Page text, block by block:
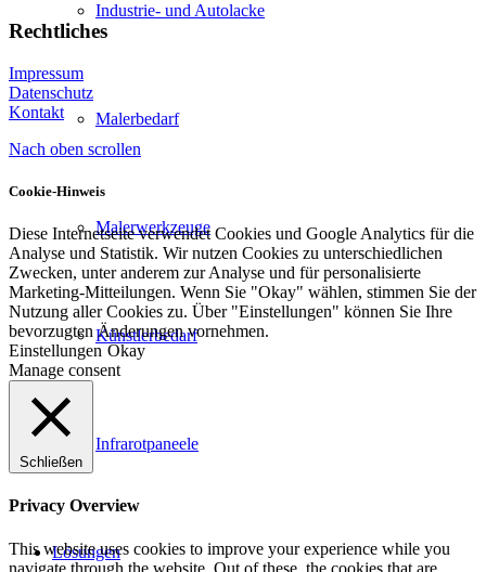
Industrie- und Autolacke
Malerbedarf
Malerwerkzeuge
Künstlerbedarf
Infrarotpaneele
Lösungen
Rechtliches
Impressum
Datenschutz
Kontakt
Nach oben scrollen
Cookie-Hinweis
Diese Internetseite verwendet Cookies und Google Analytics für die
Analyse und Statistik. Wir nutzen Cookies zu unterschiedlichen
Zwecken, unter anderem zur Analyse und für personalisierte
Marketing-Mitteilungen. Wenn Sie "Okay" wählen, stimmen Sie der
Nutzung aller Cookies zu. Über "Einstellungen" können Sie Ihre
bevorzugten Änderungen vornehmen.
Einstellungen Okay
Manage consent
Schließen
Privacy Overview
This website uses cookies to improve your experience while you
navigate through the website. Out of these, the cookies that are